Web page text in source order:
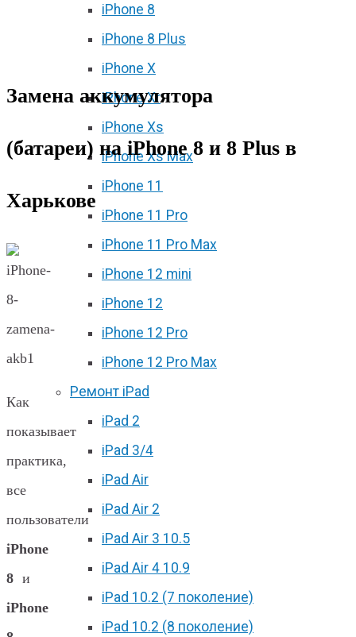
iPhone 8
iPhone 8 Plus
iPhone X
iPhone Xr
iPhone Xs
iPhone Xs Max
iPhone 11
iPhone 11 Pro
iPhone 11 Pro Max
iPhone 12 mini
iPhone 12
iPhone 12 Pro
iPhone 12 Pro Max
Ремонт iPad
iPad 2
iPad 3/4
iPad Air
iPad Air 2
iPad Air 3 10.5
iPad Air 4 10.9
iPad 10.2 (7 поколение)
iPad 10.2 (8 поколение)
Замена аккумулятора
(батареи) на iPhone 8 и 8 Plus в
Харькове
Как
показывает
практика,
все
пользователи
iPhone
8 и
iPhone